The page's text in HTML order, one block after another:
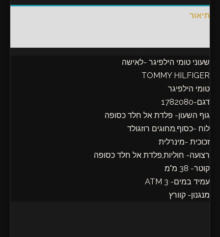
תיאור
שעוני טומי הילפיגר -לאישה
TOMMY HILFIGER
טומי הילפיגר
דגם-1782080
גוף השעון- פלדת אל חלד כסופה
לוח -כסוף,מחוגים רוזגולד
זכוכית -מינרלית
רצועה- חוליות,פלדת אל חלד כסופה
קוטר- 38 מ"מ
עמיד במים- 3 ATM
מנגנון- קוורץ